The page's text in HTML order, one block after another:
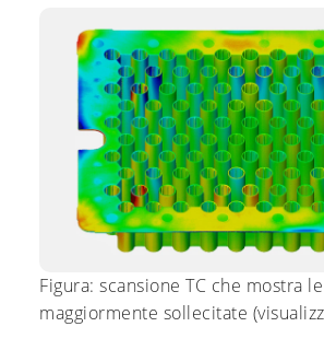
Figura: scansione TC che mostra
maggiormente sollecitate